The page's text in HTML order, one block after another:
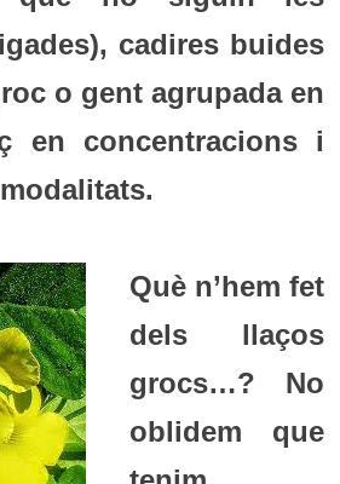
cadires buides
o gent agrupada en
en concentracions i
Què n’hem fet
dels llaços
grocs…? No
oblidem que